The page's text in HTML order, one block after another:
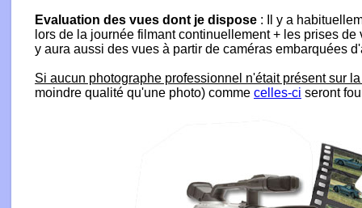
Evaluation des vues dont je dispose : Il y a
lors de la journée filmant continuellement + les prises
y aura aussi des vues à partir de caméras embarquées
Si aucun photographe professionnel n'était présent sur
moindre qualité qu'une photo) comme celles-ci seront